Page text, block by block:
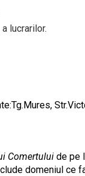
lucrarilor.
Comertului de pe
domeniul ce